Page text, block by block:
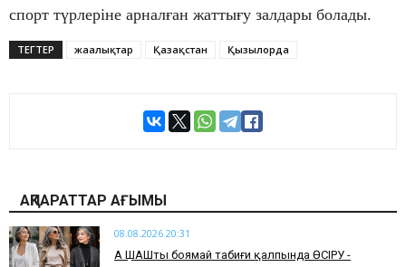
спорт түрлеріне арналған жаттығу залдары болады.
ТЕГТЕР жаңалықтар Қазақстан Қызылорда
АҚПАРАТТАР АҒЫМЫ
08.08.2026 20:31
АҚ ШАШты боямай табиғи қалпында ӨСІРУ -